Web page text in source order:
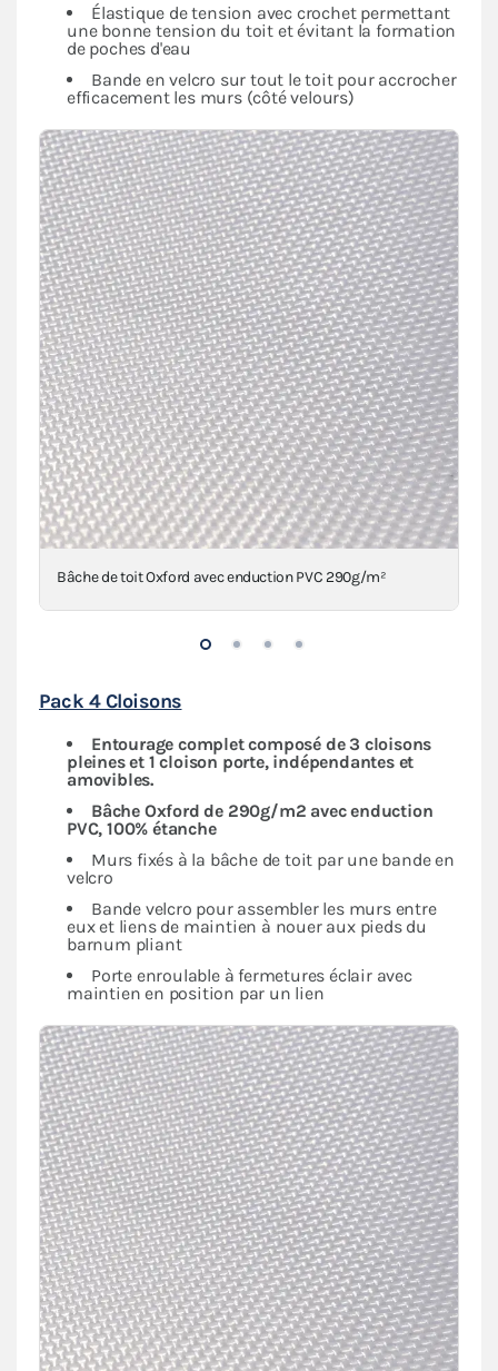
Élastique de tension avec crochet permettant
une bonne tension du toit et évitant la formation
de poches d'eau
Bande en velcro sur tout le toit pour accrocher
efficacement les murs (côté velours)
Bâche de toit Oxford avec enduction PVC 290g/m²
Pack 4 Cloisons
Entourage complet composé de 3 cloisons
pleines et 1 cloison porte, indépendantes et
amovibles.
Bâche Oxford de 290g/m2 avec enduction
PVC, 100% étanche
Murs fixés à la bâche de toit par une bande en
velcro
Bande velcro pour assembler les murs entre
eux et liens de maintien à nouer aux pieds du
barnum pliant
Porte enroulable à fermetures éclair avec
maintien en position par un lien